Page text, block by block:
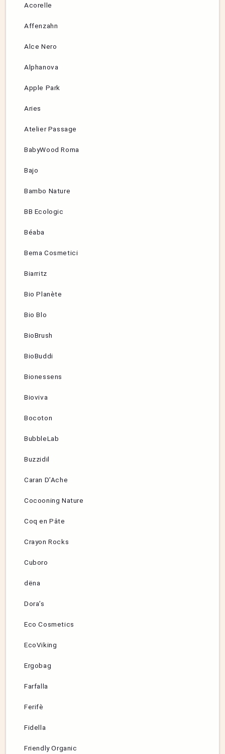
Acorelle
Affenzahn
Alce Nero
Alphanova
Apple Park
Aries
Atelier Passage
BabyWood Roma
Bajo
Bambo Nature
BB Ecologic
Béaba
Bema Cosmetici
Biarritz
Bio Planète
Bio Blo
BioBrush
BioBuddi
Bionessens
Bioviva
Bocoton
BubbleLab
Buzzidil
Caran D’Ache
Cocooning Nature
Coq en Pâte
Crayon Rocks
Cuboro
dëna
Dora’s
Eco Cosmetics
EcoViking
Ergobag
Farfalla
Ferifè
Fidella
Friendly Organic